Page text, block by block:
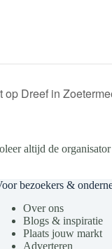
Dreef in
altijd de
bezoekers &
Over ons
Blogs & inspiratie
Plaats jouw markt
Adverteren